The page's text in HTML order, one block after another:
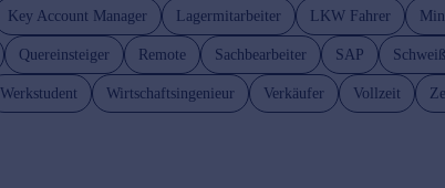
Key Account Manager Lagermitarbeiter LKW Fahrer
Quereinsteiger Remote Sachbearbeiter SAP
Werkstudent Wirtschaftsingenieur Verkäufer Vollzeit